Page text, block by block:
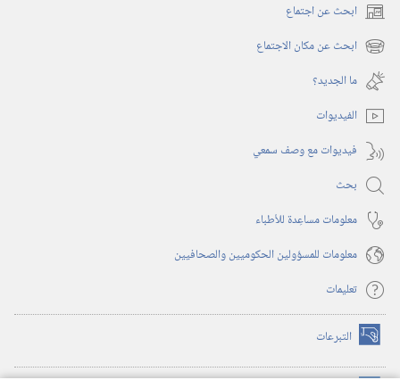
ابحث عن اجتماع (يفتح
نافذة
جديدة)
ابحث عن مكان الاجتماع (يفتح
نافذة
جديدة)
ما الجديد؟‏
الفيديوات
فيديوات مع وصف سمعي
بحث
معلومات مساعِدة للأطباء
معلومات للمسؤولين الحكوميين والصحافيين
تعليمات
التبرعات (يفتح
نافذة